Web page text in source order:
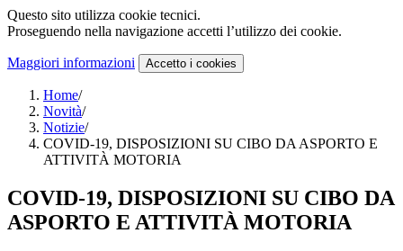
Questo sito utilizza cookie tecnici.
Proseguendo nella navigazione accetti l’utilizzo dei cookie.
Maggiori informazioni Accetto i cookies
Home/
Novità/
Notizie/
COVID-19, DISPOSIZIONI SU CIBO DA ASPORTO E
ATTIVITÀ MOTORIA
COVID-19, DISPOSIZIONI SU CIBO DA
ASPORTO E ATTIVITÀ MOTORIA